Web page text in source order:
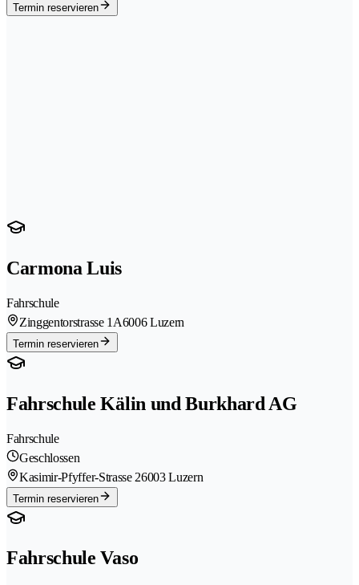
Termin reservieren
Carmona Luis
Fahrschule
Zinggentorstrasse 1A6006 Luzern
Termin reservieren
Fahrschule Kälin und Burkhard AG
Fahrschule
Geschlossen
Kasimir-Pfyffer-Strasse 26003 Luzern
Termin reservieren
Fahrschule Vaso